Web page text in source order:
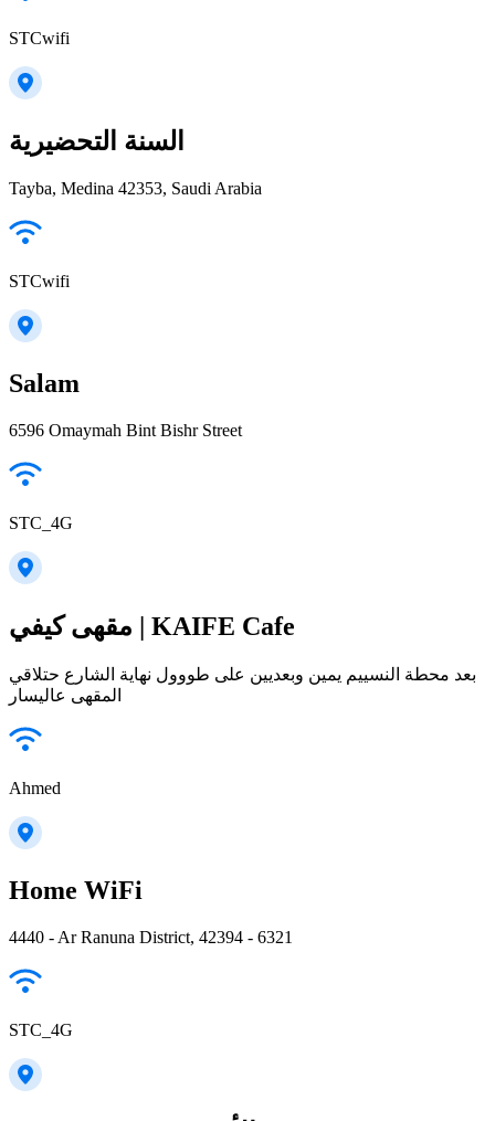
STCwifi
السنة التحضيرية
Tayba, Medina 42353, Saudi Arabia
STCwifi
Salam
6596 Omaymah Bint Bishr Street
STC_4G
مقهى كيفي | KAIFE Cafe
بعد محطة النسييم يمين وبعديين على طووول نهاية الشارع حتلاقي
المقهى عاليسار
Ahmed
Home WiFi
4440 - Ar Ranuna District, 42394 - 6321
STC_4G